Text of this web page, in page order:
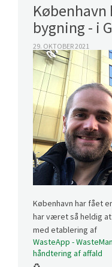
København
bygning - i
29. OKTOBER 2021
København har fået
har været så heldig
med etablering af
WasteApp -
håndtering af affald